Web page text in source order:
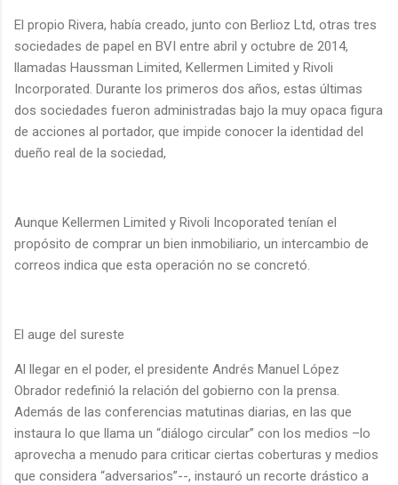
El propio Rivera, había creado, junto con Berlioz Ltd, otras tres
sociedades de papel en BVI entre abril y octubre de 2014,
llamadas Haussman Limited, Kellermen Limited y Rivoli
Incorporated. Durante los primeros dos años, estas últimas
dos sociedades fueron administradas bajo la muy opaca figura
de acciones al portador, que impide conocer la identidad del
dueño real de la sociedad,
Aunque Kellermen Limited y Rivoli Incoporated tenían el
propósito de comprar un bien inmobiliario, un intercambio de
correos indica que esta operación no se concretó.
El auge del sureste
Al llegar en el poder, el presidente Andrés Manuel López
Obrador redefinió la relación del gobierno con la prensa.
Además de las conferencias matutinas diarias, en las que
instaura lo que llama un “diálogo circular” con los medios –lo
aprovecha a menudo para criticar ciertas coberturas y medios
que considera “adversarios”--, instauró un recorte drástico a